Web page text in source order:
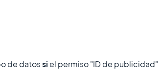
de datossi el permiso "ID de